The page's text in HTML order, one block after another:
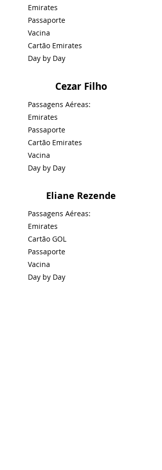
Emirates
Passaporte
Vacina
Cartão Emirates
Day by Day
Cezar Filho
Passagens Aéreas:
Emirates
Passaporte
Cartão Emirates
Vacina
Day by Day
Eliane Rezende
Passagens Aéreas:
Emirates
Cartão GOL
Passaporte
Vacina
Day by Day